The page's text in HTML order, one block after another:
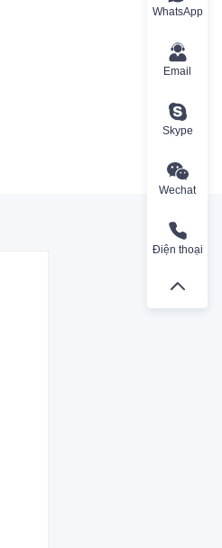
WhatsApp
Email
Skype
Wechat
Điện thoại